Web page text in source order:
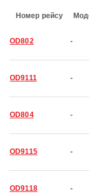
Номер рейсу
OD802 -
OD9111 -
OD804 -
OD9115 -
OD9118 -